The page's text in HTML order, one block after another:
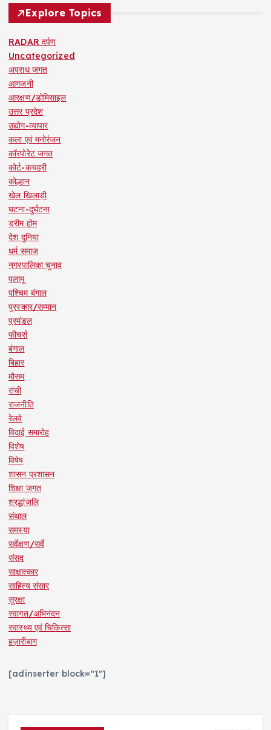
Explore Topics
RADAR दर्पण
Uncategorized
अपराध जगत
आगजनी
आरक्षण/डोमिसाइल
उत्तर प्रदेश
उद्योग-व्यापार
कला एवं मनोरंजन
कॉरपोरेट जगत
कोर्ट-कचहरी
कोल्हान
खेल खिलाड़ी
घटना-दुर्घटना
ड्रीम होम
देश दुनिया
धर्म समाज
नगरपालिका चुनाव
पलामू
पश्चिम बंगाल
पुरस्कार/सम्मान
प्रमंडल
फीचर्स
बंगाल
बिहार
मौसम
रांची
राजनीति
रेलवे
विदाई समारोह
विशेष
विषेष
शासन प्रशासन
शिक्षा जगत
श्रद्धांजलि
संथाल
समस्या
सर्वेक्षण/सर्वे
संसद
साक्षात्कार
साहित्य संसार
सुरक्षा
स्वागत/अभिनंदन
स्वास्थ्य एवं चिकित्सा
हज़ारीबाग
[adinserter block="1"]